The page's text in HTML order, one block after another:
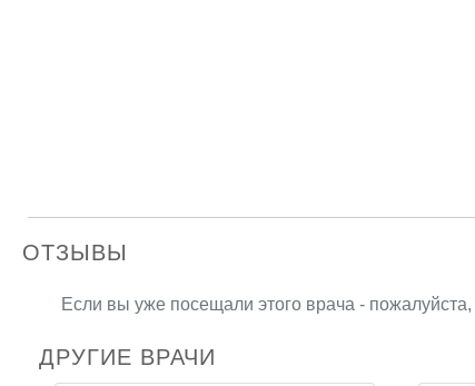
ОТЗЫВЫ
Если вы уже посещали этого врача - пожалуйста,
ДРУГИЕ ВРАЧИ